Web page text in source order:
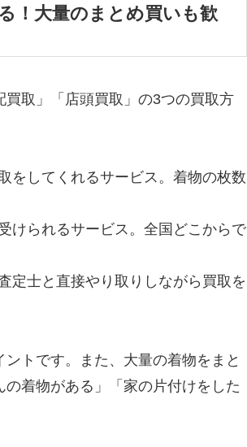
！大量のまとめ買いも歓
取」「店頭買取」の3つの買取方
をしてくれるサービス。着物の枚数
けられるサービス。全国どこからで
定士と直接やり取りしながら買取を
トです。また、大量の着物をまと
着物がある」「家の片付けをした